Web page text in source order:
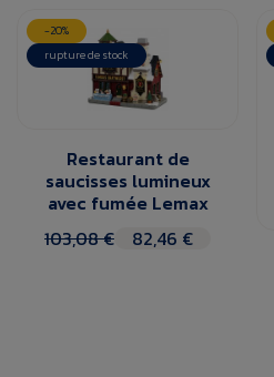
-20%
rupture de stock
Restaurant de
saucisses lumineux
avec fumée Lemax
103,08 €
82,46 €